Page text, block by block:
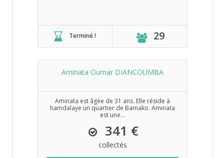
Terminé ! 29
Aminata Oumar DIANCOUMBA
Aminata est âgée de 31 ans. Elle réside à
hamdalaye un quartier de Bamako. Aminata
est une...
341 €
collectés